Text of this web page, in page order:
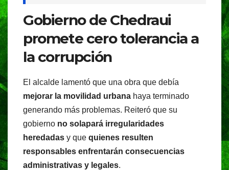
Gobierno de Chedraui
promete cero tolerancia a
la corrupción
El alcalde lamentó que una obra que debía
mejorar la movilidad urbana haya terminado
generando más problemas. Reiteró que su
gobierno no solapará irregularidades
heredadas y que quienes resulten
responsables enfrentarán consecuencias
administrativas y legales.